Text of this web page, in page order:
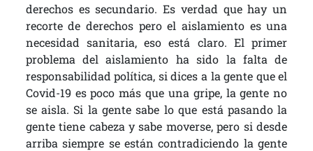
derechos es secundario. Es verdad que hay un
recorte de derechos pero el aislamiento es una
necesidad sanitaria, eso está claro. El primer
problema del aislamiento ha sido la falta de
responsabilidad política, si dices a la gente que el
Covid-19 es poco más que una gripe, la gente no
se aisla. Si la gente sabe lo que está pasando la
gente tiene cabeza y sabe moverse, pero si desde
arriba siempre se están contradiciendo la gente